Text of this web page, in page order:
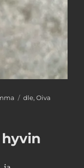
Avainsanat
dle,Oiva
hyvin